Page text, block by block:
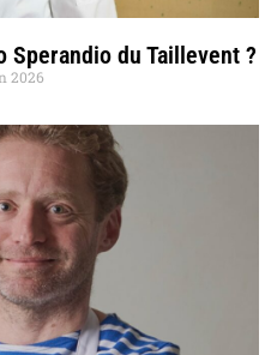
Sperandio du Taillevent ?
2026